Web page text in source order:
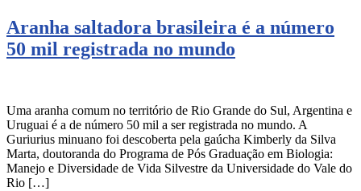
Aranha saltadora brasileira é a número
50 mil registrada no mundo
Uma aranha comum no território de Rio Grande do Sul, Argentina e
Uruguai é a de número 50 mil a ser registrada no mundo. A
Guriurius minuano foi descoberta pela gaúcha Kimberly da Silva
Marta, doutoranda do Programa de Pós Graduação em Biologia:
Manejo e Diversidade de Vida Silvestre da Universidade do Vale do
Rio […]